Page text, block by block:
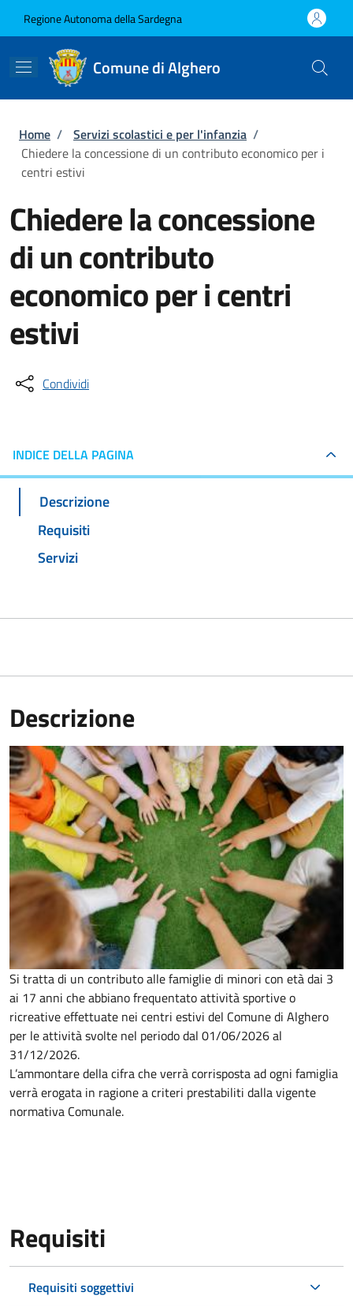
Regione Autonoma della Sardegna
Comune di Alghero
Briciole di pane
Home / Servizi scolastici e per l'infanzia /
Chiedere la concessione di un contributo economico per i
centri estivi
Chiedere la concessione
di un contributo
economico per i centri
estivi
Condividi
INDICE DELLA PAGINA
Descrizione
Requisiti
Servizi
Descrizione
Si tratta di un contributo alle famiglie di minori con età dai 3
ai 17 anni che abbiano frequentato attività sportive o
ricreative effettuate nei centri estivi del Comune di Alghero
per le attività svolte nel periodo dal 01/06/2026 al
31/12/2026.
L’ammontare della cifra che verrà corrisposta ad ogni famiglia
verrà erogata in ragione a criteri prestabiliti dalla vigente
normativa Comunale.
Requisiti
Requisiti soggettivi